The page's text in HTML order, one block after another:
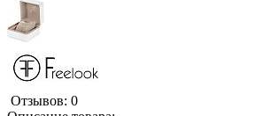
Отзывов: 0